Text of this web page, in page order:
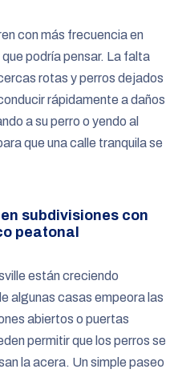
con más frecuencia en
podría pensar. La falta
rotas y perros dejados
rápidamente a daños
a su perro o yendo al
que una calle tranquila se
subdivisiones con
peatonal
están creciendo
algunas casas empeora las
abiertos o puertas
permitir que los perros se
la acera. Un simple paseo